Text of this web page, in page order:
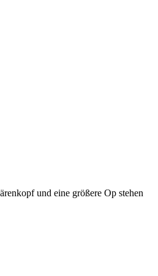
und eine größere Op stehen